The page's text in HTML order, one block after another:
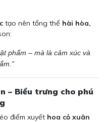
tạo nên tổng thể hài hòa,
phẩm – mà là cảm xúc và
– Biểu trưng cho phú
điểm xuyết hoa cỏ xuân